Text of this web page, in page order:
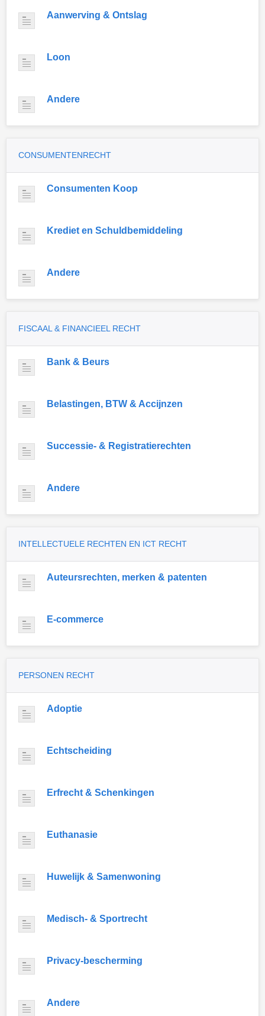
Aanwerving & Ontslag
Loon
Andere
CONSUMENTENRECHT
Consumenten Koop
Krediet en Schuldbemiddeling
Andere
FISCAAL & FINANCIEEL RECHT
Bank & Beurs
Belastingen, BTW & Accijnzen
Successie- & Registratierechten
Andere
INTELLECTUELE RECHTEN EN ICT RECHT
Auteursrechten, merken & patenten
E-commerce
PERSONEN RECHT
Adoptie
Echtscheiding
Erfrecht & Schenkingen
Euthanasie
Huwelijk & Samenwoning
Medisch- & Sportrecht
Privacy-bescherming
Andere